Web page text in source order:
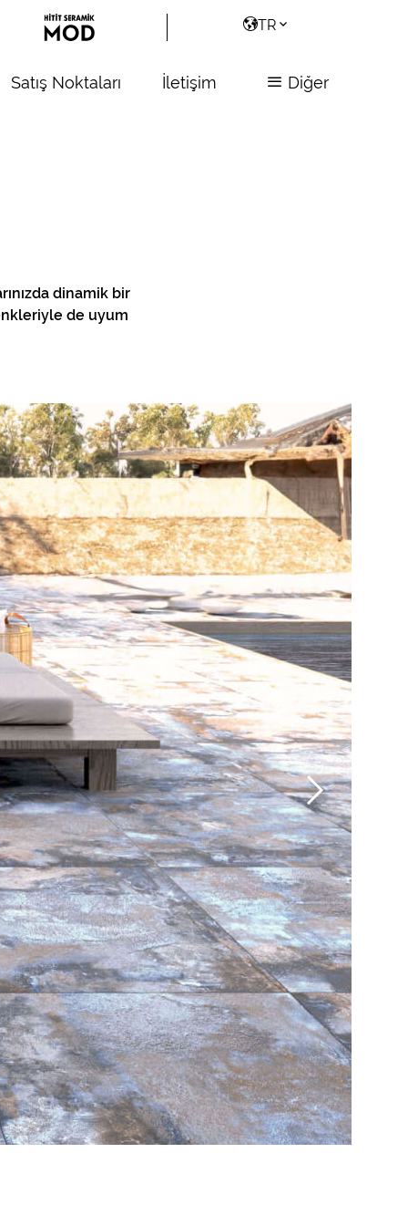
TR
Satış Noktaları İletişim Diğer
dinamik bir
de uyum